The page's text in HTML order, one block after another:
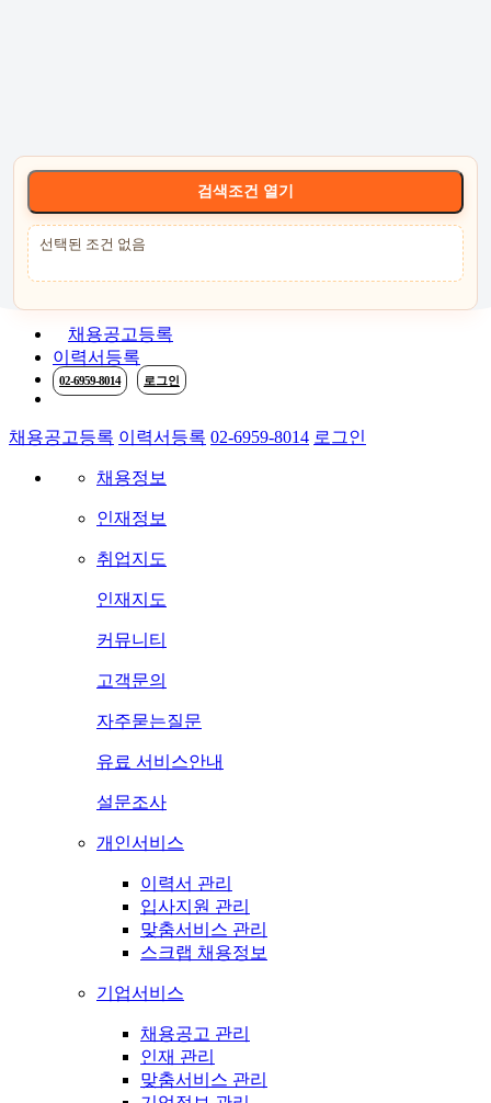
케어잡 공식 취
채용공고등록
이력서등록
02-6959-8014 로그인
채용공고등록 이력서등록 02-6959-8014 로그인
채용정보
인재정보
취업지도
인재지도
커뮤니티
고객문의
자주묻는질문
유료 서비스안내
설문조사
개인서비스
이력서 관리
입사지원 관리
맞춤서비스 관리
스크랩 채용정보
기업서비스
채용공고 관리
인재 관리
맞춤서비스 관리
검색조건 열기
선택된 조건 없음